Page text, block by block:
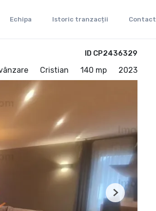
Echipa Istoric tranzacții Contact
ID CP2436329
Cristian 140 mp 2023
Next